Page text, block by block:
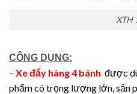
XTH
CÔNG DỤNG:
– Xe đẩy hàng 4 bánh được
phẩm có trọng lượng lớn, sản